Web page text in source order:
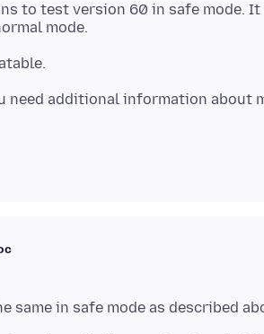
to test version 60 in safe mode. It
need additional information about